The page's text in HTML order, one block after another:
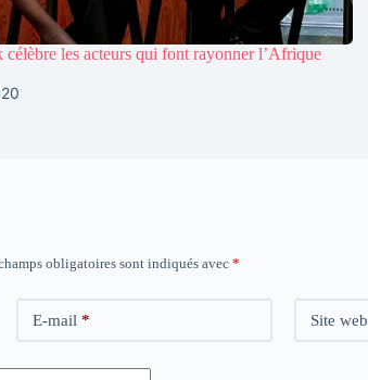
célèbre les acteurs qui font rayonner l’Afrique
obligatoires sont indiqués avec*
E-mail * Site web